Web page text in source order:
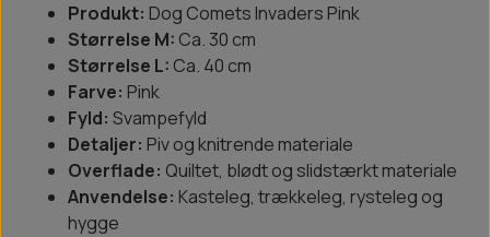
Produkt: Dog Comets Invaders Pink
Størrelse M: Ca. 30 cm
Størrelse L: Ca. 40 cm
Farve: Pink
Fyld: Svampefyld
Detaljer: Piv og knitrende materiale
Overflade: Quiltet, blødt og slidstærkt materiale
Anvendelse: Kasteleg, trækkeleg, rysteleg og
hygge